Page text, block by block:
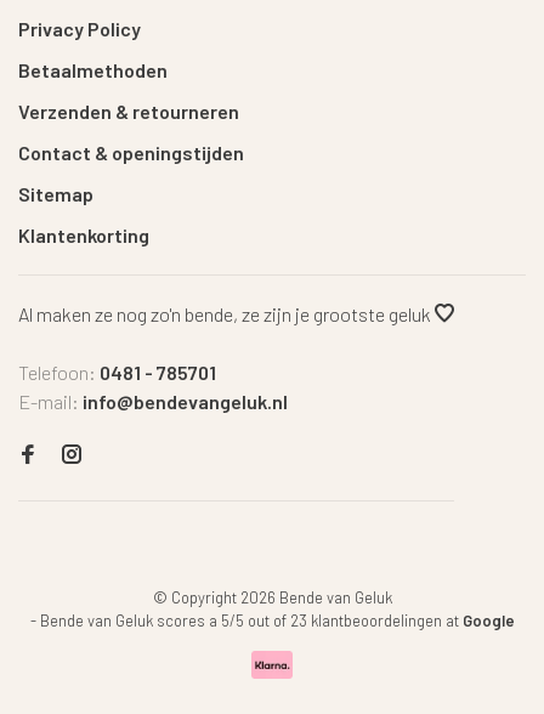
Privacy Policy
Betaalmethoden
Verzenden & retourneren
Contact & openingstijden
Sitemap
Klantenkorting
Al maken ze nog zo'n bende, ze zijn je grootste geluk
Telefoon: 0481 - 785701
E-mail: info@bendevangeluk.nl
© Copyright 2026 Bende van Geluk
- Bende van Geluk scores a 5/5 out of 23 klantbeoordelingen at Google